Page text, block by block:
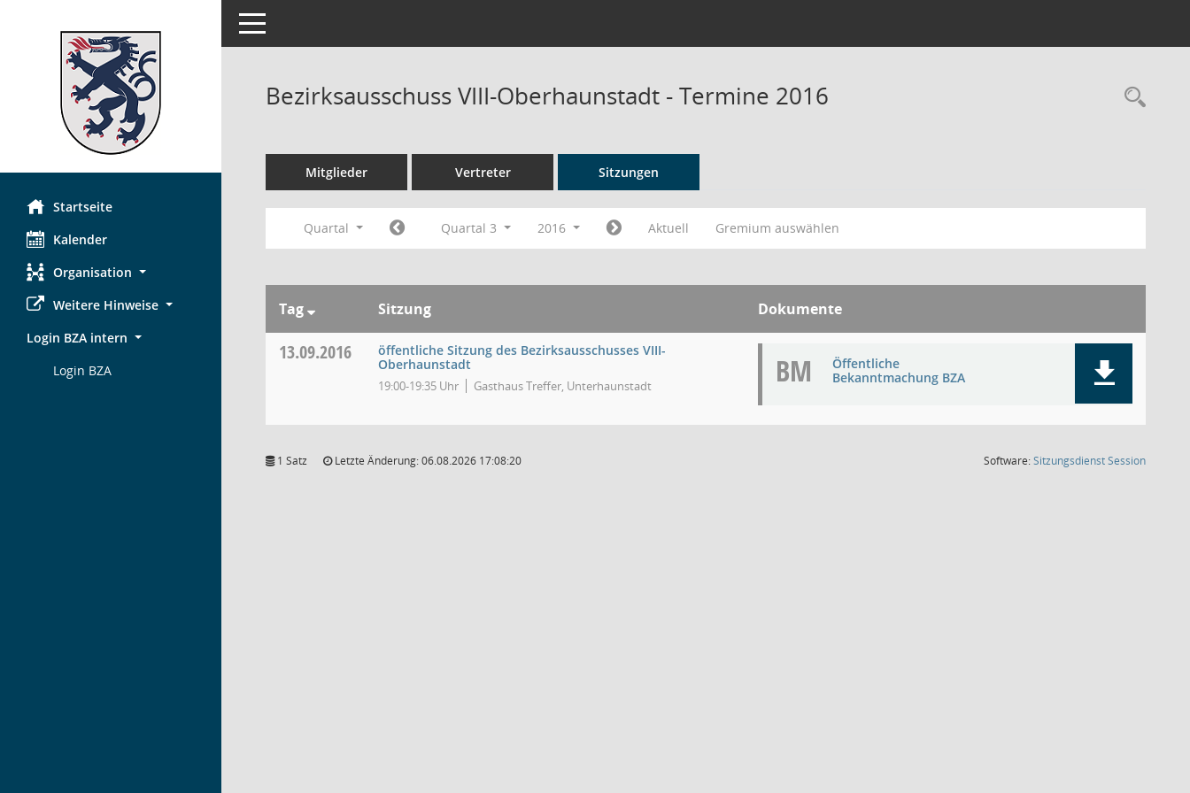
Startseite
Kalender
Organisation
Weitere Hinweise
Login BZA intern
Login BZA
Toggle navigation
Bezirksausschuss VIII-Oberhaunstadt - Termine 2016
Mitglieder Vertreter Sitzungen
Quartal Quartal 3 2016 Aktuell Gremium auswählen
Tag Sitzung Dokumente
13.09.2016
öffentliche Sitzung des Bezirksausschusses VIII-
Oberhaunstadt
19:00-19:35 Uhr Gasthaus Treffer, Unterhaunstadt BM
Öffentliche
Bekanntmachung BZA
1 Satz Letzte Änderung: 06.08.2026 17:08:20 Software:SitzungsdienstSession(Wird in